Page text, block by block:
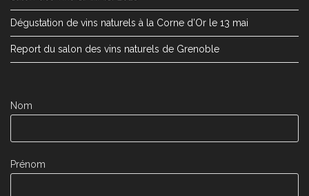
Dégustation de vins naturels à la Corne d’Or le 13 mai
Report du salon des vins naturels de Grenoble
Nom
Prénom